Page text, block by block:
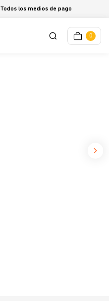
Todos los medios de pago
0